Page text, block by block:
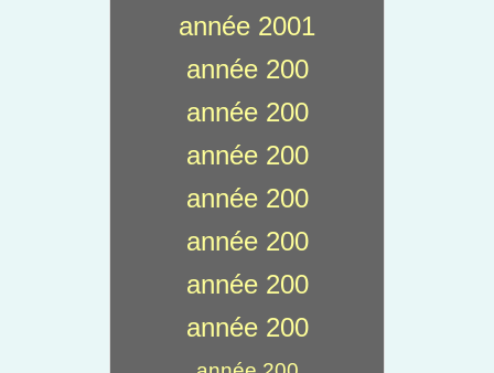
année 2001
année 200
année 200
année 200
année 200
année 200
année 200
année 200